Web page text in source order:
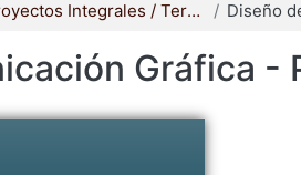
Proyectos Integrales / Terminales - Licenciatura
Gráfica -